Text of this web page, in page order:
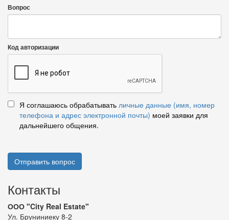
Вопрос
Код авторизации
Я соглашаюсь обрабатывать личные данные (имя, номер
телефона и адрес электронной почты) моей заявки для
дальнейшего общения.
Отправить вопрос
Контакты
ООО "City Real Estate"
Ул. Бруниниеку 8-2